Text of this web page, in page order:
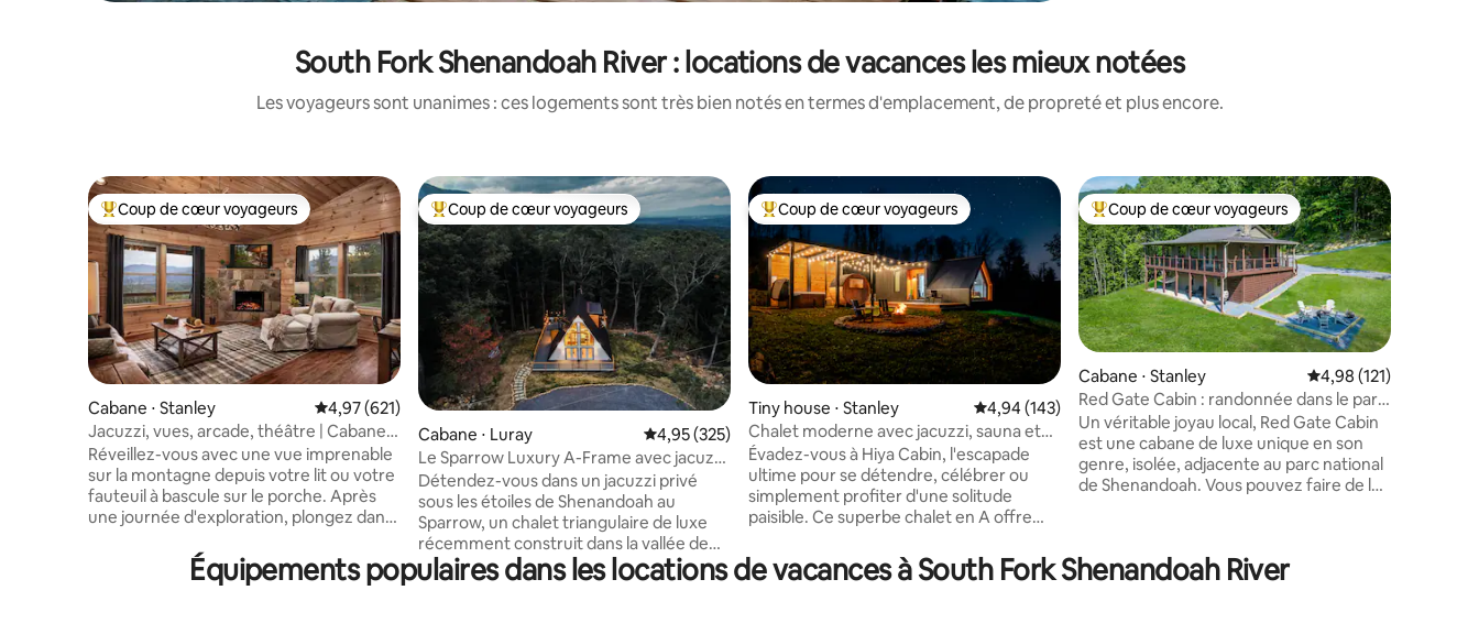
South Fork Shenandoah River : locations de vacances les mieux notées
Les voyageurs sont unanimes : ces logements sont très bien notés en termes d'emplacement, de propreté et plus encore.
Coups de cœur voyageurs les plus appréciés
Coup de cœur voyageurs
Cabane ⋅ Stanley Évaluation moyenne sur la base de 621 commentaires : 4,97 sur 5
4,97 (621)
Jacuzzi, vues, arcade, théâtre | Cabane
de luxe épique !
Réveillez-vous avec une vue imprenable
sur la montagne depuis votre lit ou votre
fauteuil à bascule sur le porche. Après
une journée d'exploration, plongez dans
d'arcade, jouez au billard ou regardez
des films dans un home cinéma avec un
Coups de cœur voyageurs les plus appréciés
Coup de cœur voyageurs
Cabane ⋅ Luray Évaluation moyenne sur la base de 325 commentaires : 4,95 sur 5
4,95 (325)
Le Sparrow Luxury A-Frame avec jacuzzi
à Shenandoah
Détendez-vous dans un jacuzzi privé
sous les étoiles de Shenandoah au
Sparrow, un chalet triangulaire de luxe
récemment construit dans la vallée de
Shenandoah en Virginie, à une courte
distance en voiture de Washington, DC.
Coups de cœur voyageurs les plus appréciés
Coup de cœur voyageurs
Tiny house ⋅ Stanley Évaluation moyenne sur la base de 143 commentaires : 4,94 sur 5
4,94 (143)
Chalet moderne avec jacuzzi, sauna et
vue imprenable
Évadez-vous à Hiya Cabin, l'escapade
ultime pour se détendre, célébrer ou
simplement profiter d'une solitude
paisible. Ce superbe chalet en A offre
Blue Ridge, un jacuzzi privé et un sauna
apaisant. À l'intérieur, une retraite
Coups de cœur voyageurs les plus appréciés
Coup de cœur voyageurs
Cabane ⋅ Stanley Évaluation moyenne
4,98 (121)
Red Gate Cabin : randonnée dans le parc
national de Shenandoah
Un véritable joyau local, Red Gate Cabin
est une cabane de luxe unique en son
genre, isolée, adjacente au parc national
de Shenandoah. Vous pouvez faire de la
vous trouverez des équipements
Équipements populaires dans les locations de vacances à South Fork Shenandoah River